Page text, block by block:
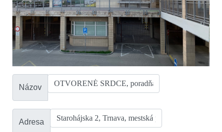
Názov
Adresa